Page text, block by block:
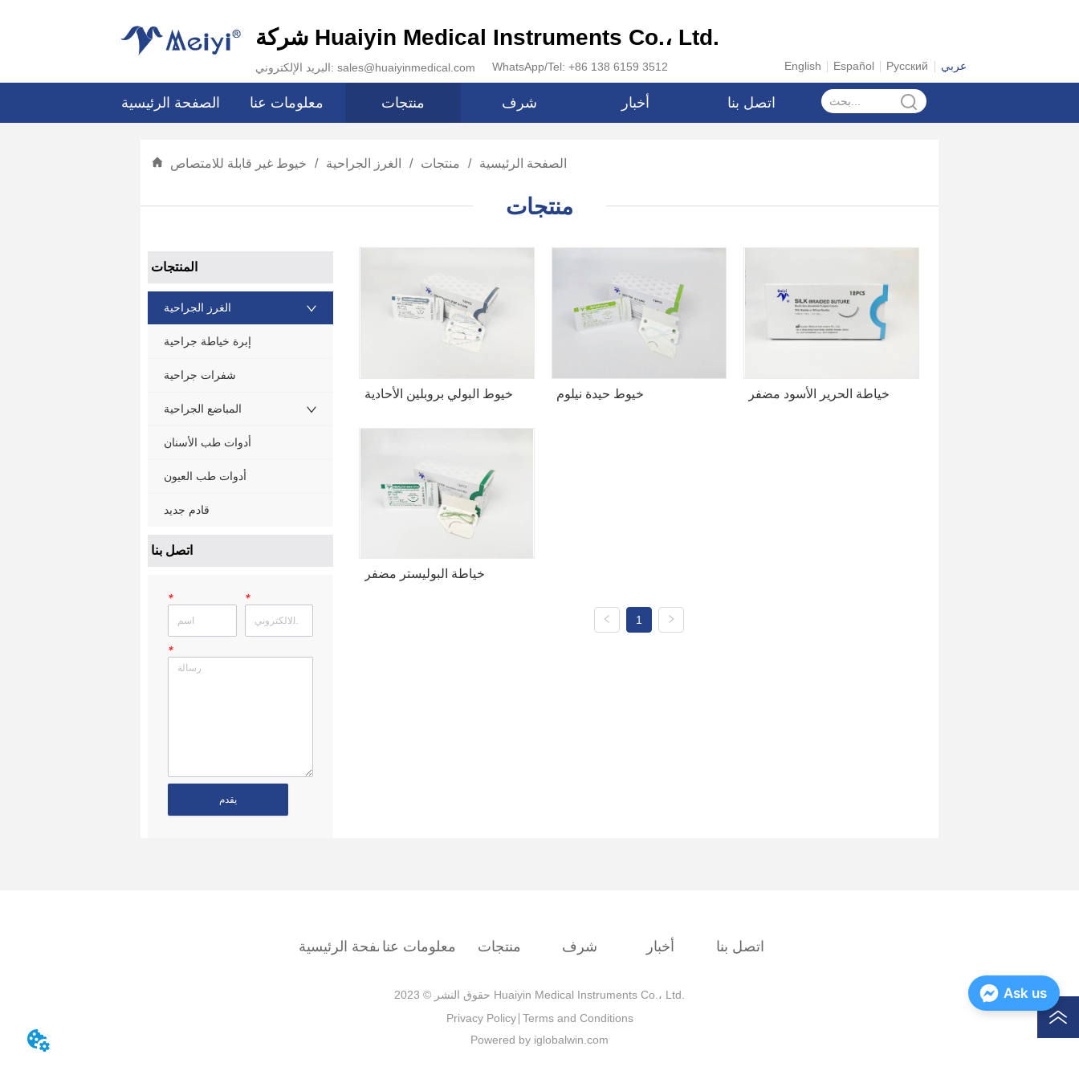
شركة Huaiyin Medical Instruments Co.، Ltd.
البريد الإلكتروني: sales@huaiyinmedical.com WhatsApp/Tel: +86 138 6159 3512 English Español Русский عربي
الصفحة الرئيسية معلومات عنا منتجات شرف أخبار اتصل بنا
الصفحة الرئيسية / منتجات / الغرز الجراحية / خيوط غير قابلة للامتصاص
منتجات
ㅤ المنتجات
الغرز الجراحية
إبرة خياطة جراحية
شفرات جراحية
المباضع الجراحية
أدوات طب الأسنان
أدوات طب العيون
قادم جديد
ㅤ اتصل بنا
* *
*
يقدم
خيوط البولي بروبلين الأحادية خيوط حيدة نيلوم خياطة الحرير الأسود مضفر
خياطة البوليستر مضفر
1
الصفحة الرئيسيةمعلومات عنا منتجات شرف أخبار اتصل بنا
حقوق النشر © 2023 Huaiyin Medical Instruments Co.، Ltd.
Privacy Policy Terms and Conditions
Powered by iglobalwin.com
Ask us